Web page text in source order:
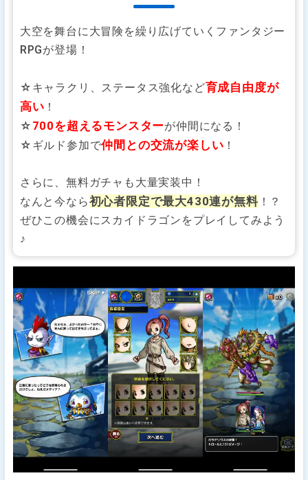
大空を舞台に大冒険を繰り広げていくファンタジー
RPGが登場！
☆キャラクリ、ステータス強化など育成自由度が
高い ！
☆ 700を超えるモンスターが仲間になる！
☆ギルド参加で仲間との交流が楽しい ！
さらに、無料ガチャも大量実装中！
なんと今なら初心者限定で最大430連が無料！？
ぜひこの機会にスカイドラゴンをプレイしてみよう
♪